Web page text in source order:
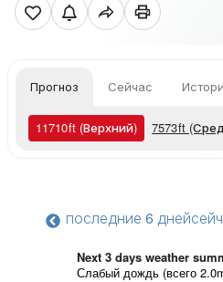
Прогноз Сейчас
11710ft (Верхний) 7573ft
последние 6 дней
Next 3 days weather
Слабый дождь (всего